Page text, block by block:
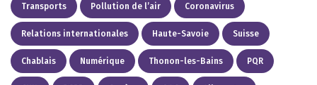
Transports Pollution de l’air Coronavirus
Relations internationales Haute-Savoie Suisse
Chablais Numérique Thonon-les-Bains PQR